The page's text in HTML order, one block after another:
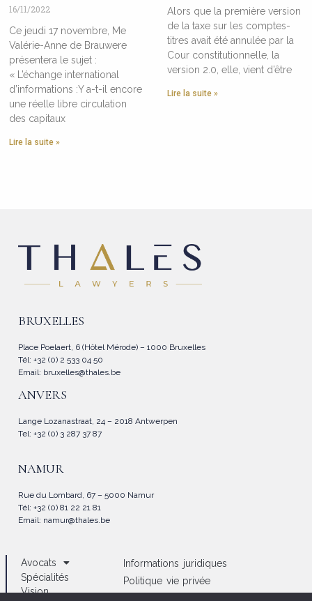
16/11/2022
Ce jeudi 17 novembre, Me
Valérie-Anne de Brauwere
présentera le sujet :
« L’échange international
d’informations :Y a-t-il encore
une réelle libre circulation
des capitaux
Lire la suite »
Alors que la première version
de la taxe sur les comptes-
titres avait été annulée par la
Cour constitutionnelle, la
version 2.0, elle, vient d’être
Lire la suite »
BRUXELLES
Place Poelaert, 6 (Hôtel Mérode) – 1000 Bruxelles
Tél: +32 (0) 2 533 04 50
Email: bruxelles@thales.be
ANVERS
Lange Lozanastraat, 24 – 2018 Antwerpen
Tel: +32 (0) 3 287 37 87
NAMUR
Rue du Lombard, 67 – 5000 Namur
Tél: +32 (0) 81 22 21 81
Email: namur@thales.be
Avocats
Spécialités
Vision
Informations juridiques
Politique vie privée